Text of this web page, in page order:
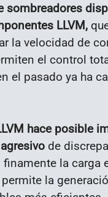
sombreadores
LLVM,
la velocidad de
el control
el pasado ya ha
hace posible
de
la carga
la